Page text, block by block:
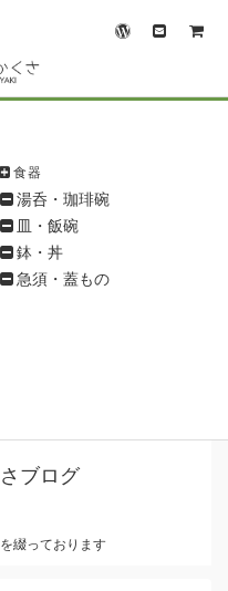
食器
湯呑・珈琲碗
皿・飯碗
鉢・丼
急須・蓋もの
ブログ
綴っております